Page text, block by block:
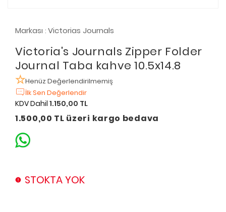
Markası : Victorias Journals
Victoria's Journals Zipper Folder
Journal Taba kahve 10.5x14.8
Henüz Değerlendirilmemiş
İlk Sen Değerlendir
KDV Dahil 1.150,00 TL
1.500,00 TL üzeri kargo bedava
STOKTA YOK